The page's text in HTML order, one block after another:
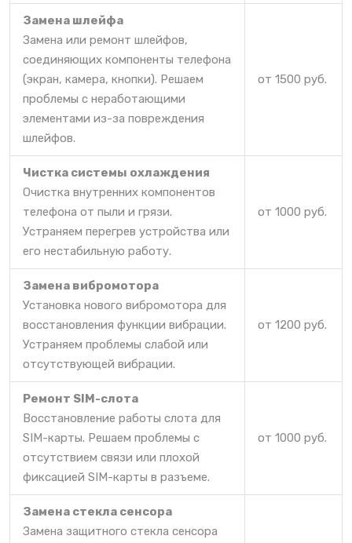
Замена шлейфа
Замена или ремонт шлейфов,
соединяющих компоненты телефона
(экран, камера, кнопки). Решаем
проблемы с неработающими
элементами из-за повреждения
шлейфов.
от 1500 руб.
Чистка системы охлаждения
Очистка внутренних компонентов
телефона от пыли и грязи.
Устраняем перегрев устройства или
его нестабильную работу.
от 1000 руб.
Замена вибромотора
Установка нового вибромотора для
восстановления функции вибрации.
Устраняем проблемы слабой или
отсутствующей вибрации.
от 1200 руб.
Ремонт SIM-слота
Восстановление работы слота для
SIM-карты. Решаем проблемы с
отсутствием связи или плохой
фиксацией SIM-карты в разъеме.
от 1000 руб.
Замена стекла сенсора
Замена защитного стекла сенсора